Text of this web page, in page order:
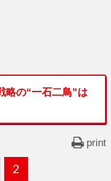
略の“一石二鳥”は
print
,
固
2